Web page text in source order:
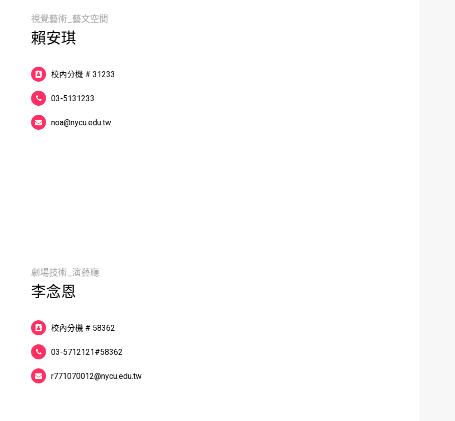
視覺藝術_藝文空間
賴安琪
校內分機 # 31233
03-5131233
noa@nycu.edu.tw
劇場技術_演藝廳
李念恩
校內分機 # 58362
03-5712121#58362
r771070012@nycu.edu.tw